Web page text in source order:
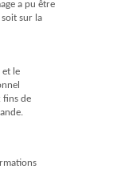
a pu être
sur la
et le
fins de